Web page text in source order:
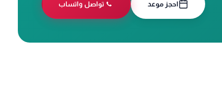
احجز موعد تواصل واتساب